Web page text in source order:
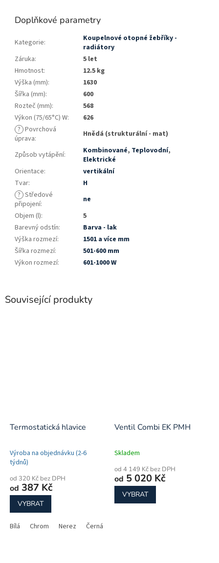
Související produkty
Termostatická hlavice
Výroba na objednávku (2-6
týdnů)
od 320 Kč bez DPH
od 387 Kč
VYBRAT
Bílá Chrom Nerez Černá - lesk
Ventil Combi EK PMH
Skladem
od 4 149 Kč bez DPH
od 5 020 Kč
VYBRAT
Doplňkové parametry
Kategorie:
Koupelnové otopné žebříky -
radiátory
Záruka:
5 let
Hmotnost:
12.5 kg
Výška (mm):
1630
Šířka (mm):
600
Rozteč (mm):
568
Výkon (75/65°C) W:
626
? Povrchová
úprava: Hnědá (strukturální - mat)
Způsob vytápění: Kombinované, Teplovodní,
Elektrické
Orientace:
vertikální
Tvar:
H
? Středové
připojení:
ne
Objem (l):
5
Barevný odstín:
Barva - lak
Výška rozmezí:
1501 a více mm
Šířka rozmezí:
501-600 mm
Výkon rozmezí: 601-1000 W